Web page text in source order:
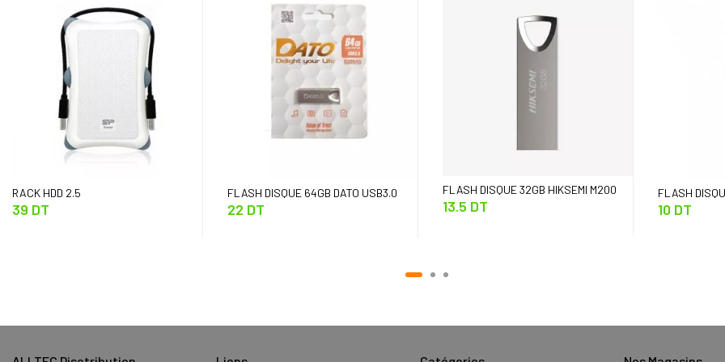
RACK HDD 2.5
39 DT
FLASH DISQUE 64GB DATO USB3.0
22 DT
FLASH DISQUE 32GB HIKSEMI M200
3.0
13.5 DT
FLASH
USB2.0
10 DT